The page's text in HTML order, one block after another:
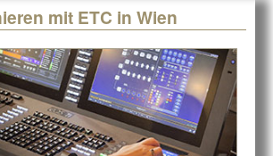
mit ETC in Wien